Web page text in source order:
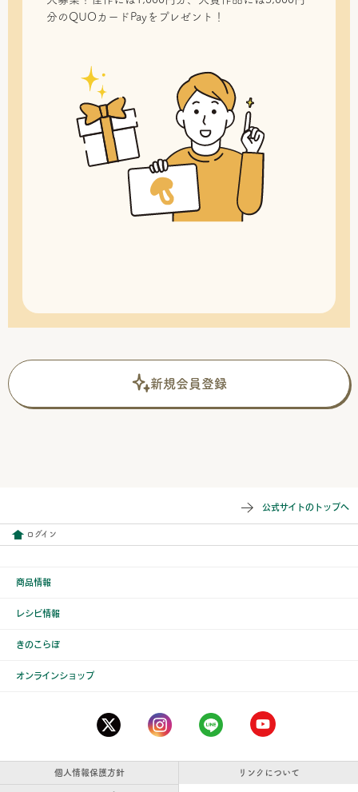
分のQUOカードPayをプレゼント！
新規会員登録
公式サイトのトップへ
ログイン
商品情報
レシピ情報
きのこらぼ
オンラインショップ
個人情報保護方針 リンクについて